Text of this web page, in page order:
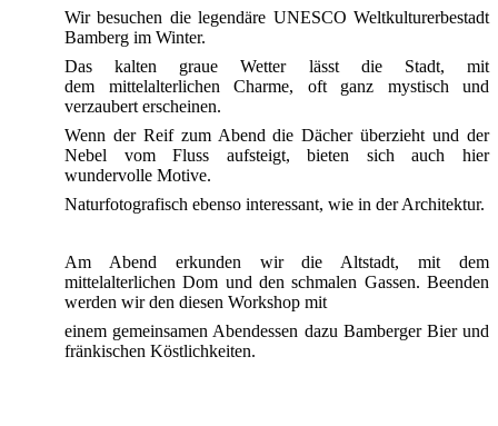
Wir besuchen die legendäre UNESCO Weltkulturerbestadt
Bamberg im Winter.
Das kalten graue Wetter lässt die Stadt, mit
dem mittelalterlichen Charme, oft ganz mystisch und
verzaubert erscheinen.
Wenn der Reif zum Abend die Dächer überzieht und der
Nebel vom Fluss aufsteigt, bieten sich auch hier
wundervolle Motive.
Naturfotografisch ebenso interessant, wie in der Architektur.
Am Abend erkunden wir die Altstadt, mit dem
mittelalterlichen Dom und den schmalen Gassen. Beenden
werden wir den diesen Workshop mit
einem gemeinsamen Abendessen dazu Bamberger Bier und
fränkischen Köstlichkeiten.